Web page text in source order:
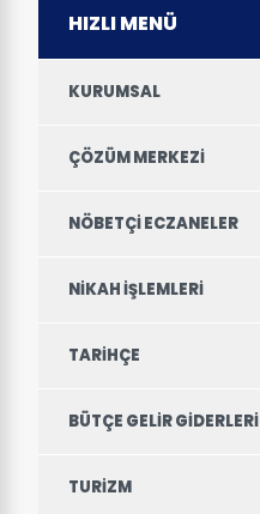
HIZLI MENÜ
KURUMSAL
ÇÖZÜM MERKEZİ
NÖBETÇI ECZANELER
NIKAH IŞLEMLERI
TARIHÇE
BÜTÇE GELIR GIDERLERI
TURIZM